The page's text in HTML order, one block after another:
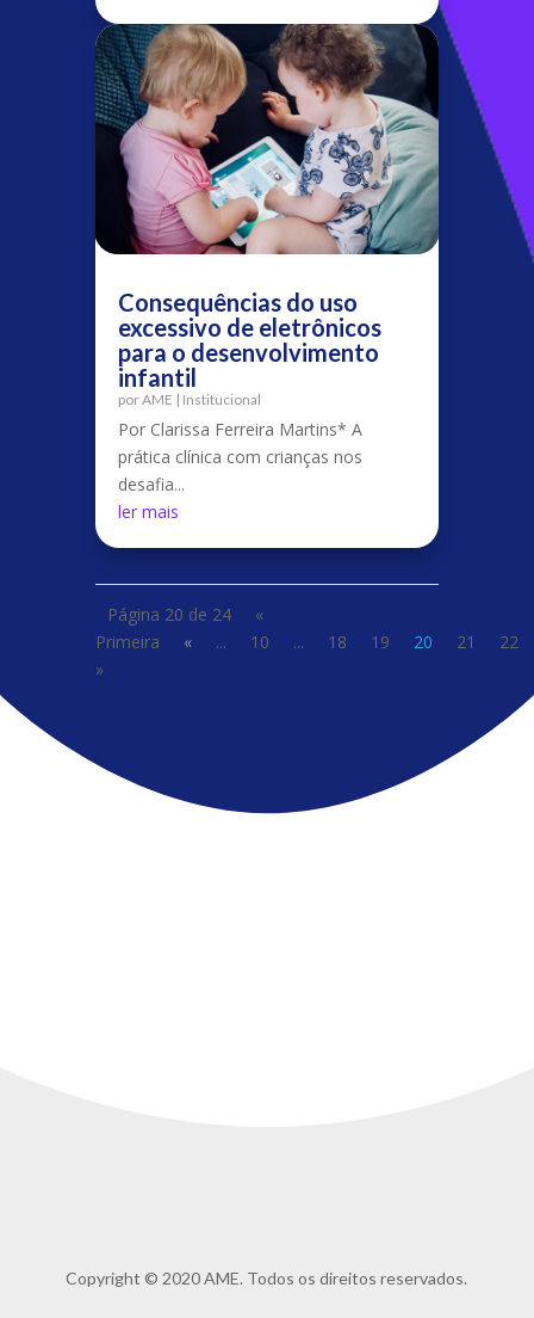
Consequências do uso
excessivo de eletrônicos
para o desenvolvimento
infantil
porAME | Institucional
Por Clarissa Ferreira Martins* A
prática clínica com crianças nos
desafia...
ler mais
Página 20 de 24
«
Primeira
« ... 10 ... 18 19 20 21
22
»
Copyright © 2020 AME. Todos os direitos reservados.